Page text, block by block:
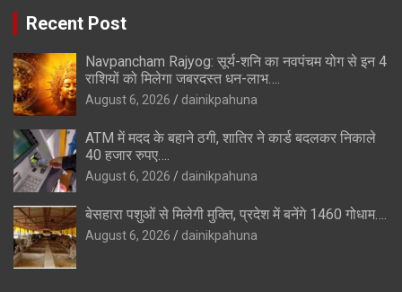
Recent Post
Navpancham Rajyog: सूर्य-शनि का नवपंचम योग से इन 4
राशियों को मिलेगा जबरदस्त धन-लाभ….
August 6, 2026 dainikpahuna
ATM में मदद के बहाने ठगी, शातिर ने कार्ड बदलकर निकाले
40 हजार रुपए….
August 6, 2026 dainikpahuna
बेसहारा पशुओं से मिलेगी मुक्ति, प्रदेश में बनेंगे 1460 गोधाम….
August 6, 2026 dainikpahuna